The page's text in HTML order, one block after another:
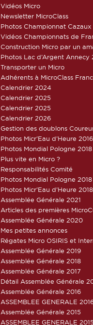
Vidéos Micro
Newsletter MicroClass
Photos Championnat Cazaux
Vidéos Championnats de
Construction Micro par un
Photos Lac d’Argent Annecy
Transporter un Micro
Adhérents à MicroClass
Calendrier 2024
Calendrier 2025
Calendrier 2025
Calendrier 2026
Gestion des doublons
Photos Micr’Eau d’Heure 2016
Photos Mondial Pologne
Plus vite en Micro ?
Responsabilités Comité
Photos Mondial Pologne
Photos Micr’Eau d’Heure
Assemblée Générale 2021
Articles des premières
Assemblée Générale 2020
Mes petites annonces
Régates Micro OSIRIS et
Assemblée Générale 2019
Assemblée Générale 2018
Assemblée Générale 2017
Détail Assemblée Générale
Assemblée Générale 2016
ASSEMBLEE GENERALE
Assemblée Générale 2015
ASSEMBLEE GENERALE